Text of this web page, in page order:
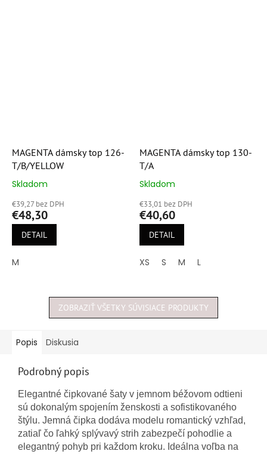
MAGENTA dámsky top 126-
T/B/YELLOW
Priemerné
produktu
je
5,0
hviezdičiek.
Skladom
€39,27 bez DPH
€48,30
DETAIL
M
MAGENTA dámsky top 130-
T/A
Priemerné
produktu
je
5,0
hviezdičiek.
Skladom
€33,01 bez DPH
€40,60
DETAIL
XS S M L
ZOBRAZIŤ VŠETKY SÚVISIACE PRODUKTY
Popis Diskusia
Podrobný popis
Elegantné čipkované šaty v jemnom béžovom odtieni
sú dokonalým spojením ženskosti a sofistikovaného
štýlu. Jemná čipka dodáva modelu romantický vzhľad,
zatiaľ čo ľahký splývavý strih zabezpečí pohodlie a
elegantný pohyb pri každom kroku. Ideálna voľba na